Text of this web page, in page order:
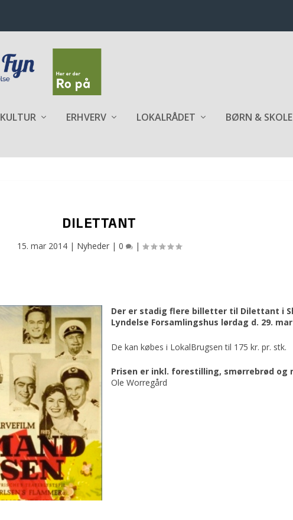
KULTUR ERHVERV LOKALRÅDET BØRN & SKOLE
DILETTANT
15. mar 2014| Nyheder| 0 |
Der er stadig flere billetter til Dilettant i
Lyndelse Forsamlingshus lørdag d. 29.
De kan købes i LokalBrugsen til 175 kr. pr. stk.
Prisen er inkl. forestilling, smørrebrød og
Ole Worregård